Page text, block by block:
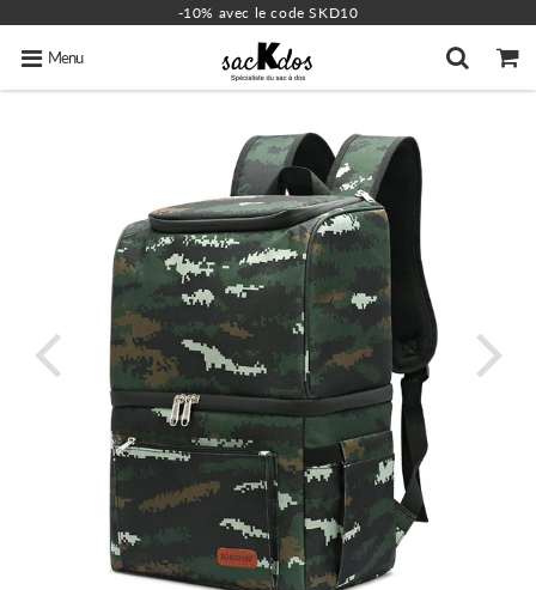
-10% avec le code SKD10
Menu